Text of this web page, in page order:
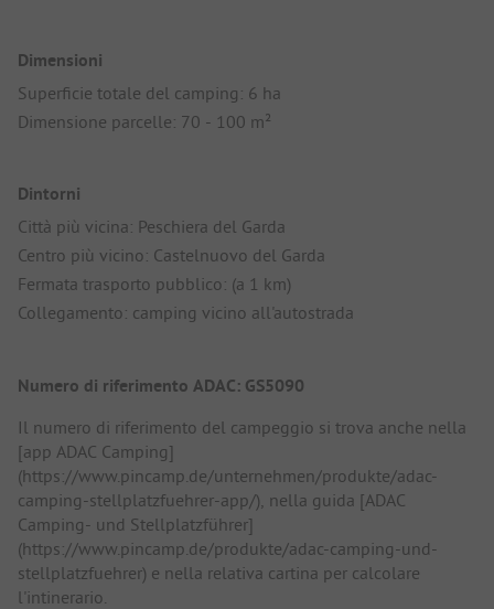
Dimensioni
Superficie totale del camping: 6 ha
Dimensione parcelle: 70 - 100 m²
Dintorni
Città più vicina: Peschiera del Garda
Centro più vicino: Castelnuovo del Garda
Fermata trasporto pubblico: (a 1 km)
Collegamento: camping vicino all'autostrada
Numero di riferimento ADAC: GS5090
Il numero di riferimento del campeggio si trova anche nella
[app ADAC Camping]
(https://www.pincamp.de/unternehmen/produkte/adac-
camping-stellplatzfuehrer-app/), nella guida [ADAC
Camping- und Stellplatzführer]
(https://www.pincamp.de/produkte/adac-camping-und-
stellplatzfuehrer) e nella relativa cartina per calcolare
l'intinerario.